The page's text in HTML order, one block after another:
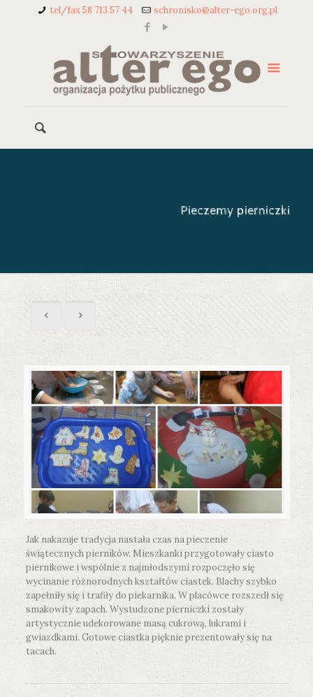
tel/fax 58 713 57 44 schronisko@alter-ego.org.pl
Pieczemy pierniczki
Jak nakazuje tradycja nastała czas na pieczenie
świątecznych pierników. Mieszkanki przygotowały ciasto
piernikowe i wspólnie z najmłodszymi rozpoczęło się
wycinanie różnorodnych kształtów ciastek. Blachy szybko
zapełniły się i trafiły do piekarnika. W placówce rozszedł się
smakowity zapach. Wystudzone pierniczki zostały
artystycznie udekorowane masą cukrową, lukrami i
gwiazdkami. Gotowe ciastka pięknie prezentowały się na
tacach.